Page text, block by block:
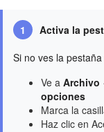
1
Activa la
Si no ves la
Ve a Archivo
opciones
Marca la
Haz clic en